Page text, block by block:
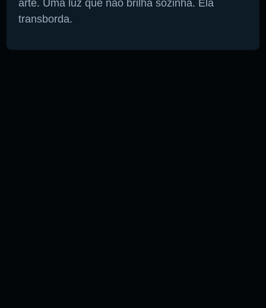
arte. Uma luz que não brilha sozinha. Ela
transborda.